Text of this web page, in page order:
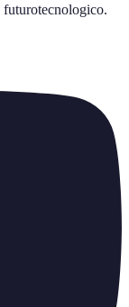
futurotecnologico.